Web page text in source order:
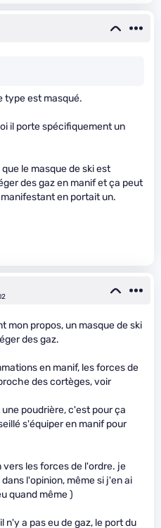
type est masqué.
il porte spécifiquement un
le masque de ski est
des gaz en manif et ça peut
en portait un.
mon propos, un masque de ski
des gaz.
en manif, les forces de
des cortèges, voir
poudrière, c'est pour ça
s'équiper en manif pour
les forces de l'ordre. je
l'opinion, même si j'en ai
quand même )
n'y a pas eu de gaz, le port du